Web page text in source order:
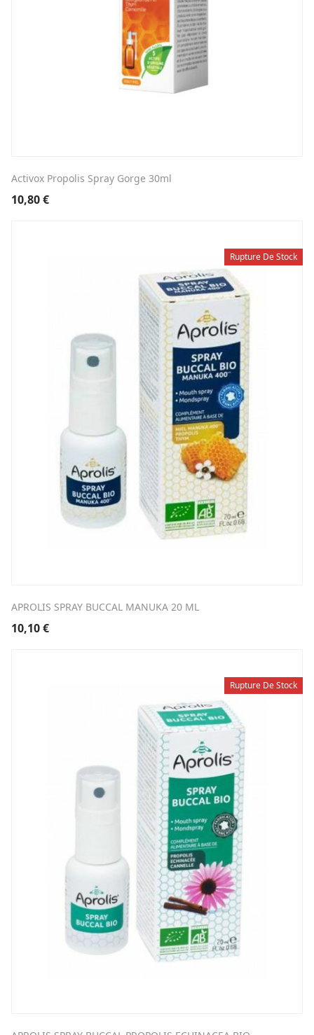
Activox Propolis Spray Gorge 30ml
10,80€
Rupture De Stock
APROLIS SPRAY BUCCAL MANUKA 20 ML
10,10€
Rupture De Stock